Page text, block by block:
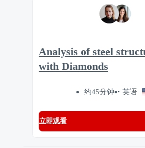
Analysis of steel
with Diamonds
约45分钟 英语
立即观看